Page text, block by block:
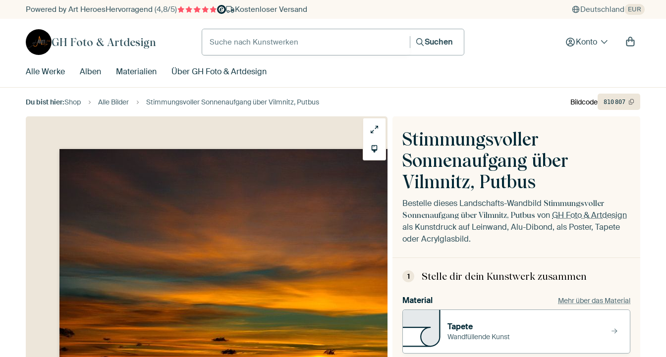
Powered by Art HeroesHervorragend (4,8/5) Kostenloser Versand Deutschland EUR
GH Foto & Artdesign
Suche nach Kunstwerken
Suchen
Konto
Alle Werke Alben Materialien Über GH Foto & Artdesign
Du bist hier:Shop Alle Bilder Stimmungsvoller Sonnenaufgang über Vilmnitz, Putbus
Stimmungsvoller
Sonnenaufgang über
Vilmnitz, Putbus
Bestelle dieses Landschafts-Wandbild Stimmungsvoller
Sonnenaufgang über Vilmnitz, Putbus vonGH Foto & Artdesign
als Kunstdruck auf Leinwand, Alu-Dibond, als Poster, Tapete
oder Acrylglasbild.
1 Stelle dir dein Kunstwerk zusammen
Material Mehr über das Material
Tapete
Wandfüllende Kunst
Bildcode 810807